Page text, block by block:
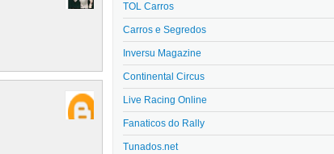
TOL Carros
Carros e Segredos
Inversu Magazine
Continental Circus
Live Racing Online
Fanaticos do Rally
Tunados.net